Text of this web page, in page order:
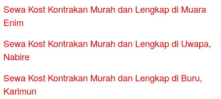
Sewa Kost Kontrakan Murah dan Lengkap di Muara
Enim
Sewa Kost Kontrakan Murah dan Lengkap di Uwapa,
Nabire
Sewa Kost Kontrakan Murah dan Lengkap di Buru,
Karimun